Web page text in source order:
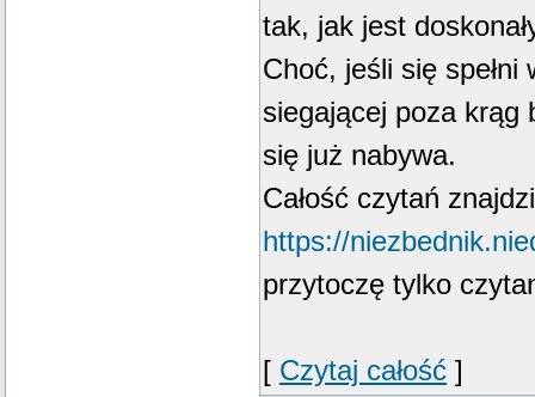
tak, jak jest
Choć, jeśli się spełni
siegającej poza krąg
się już nabywa.
Całość czytań
https://
przytoczę tylko
[ Czytaj całość ]